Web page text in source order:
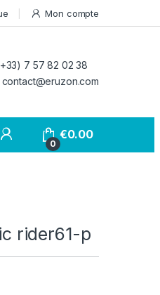
Mon compte
7 57 82 02 38
contact@eruzon.com
0
€0.00
rider61-p